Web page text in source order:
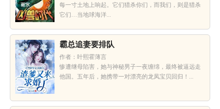
每一寸土地上响起。它们猎杀你们，而我们，则是猎杀
它们…当地球海洋...
霸总追妻要排队
作者：叶熙霍薄言
惨遭继母陷害，她与神秘男子一夜缠绵，最终被逼远走
他国。五年后，她携带一对漂亮的龙凤宝贝回归！...